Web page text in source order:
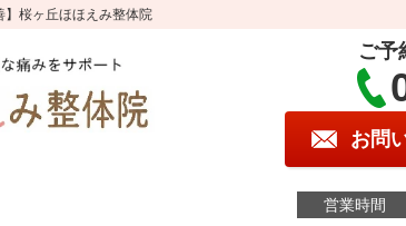
桜ヶ丘ほほえみ整体院
ご予
お問
営業時間